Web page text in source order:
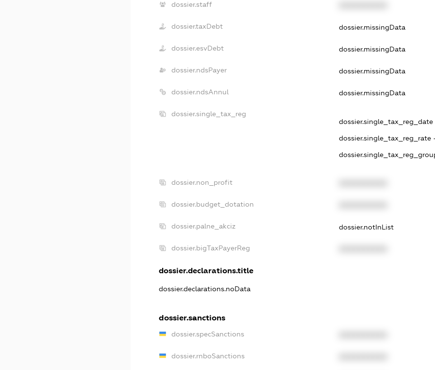
dossier.staff
dossier.taxDebt dossier.missingData
dossier.esvDebt dossier.missingData
dossier.ndsPayer dossier.missingData
dossier.ndsAnnul dossier.missingData
dossier.single_tax_reg
dossier.single_tax_reg_date -
dossier.single_tax_reg_rate
dossier.non_profit
dossier.budget_dotation
dossier.palne_akciz dossier.notInList
dossier.bigTaxPayerReg
dossier.declarations.title
dossier.declarations.noData
dossier.sanctions
dossier.specSanctions
dossier.rnboSanctions